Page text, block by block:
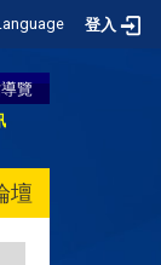
登入
覽
壇